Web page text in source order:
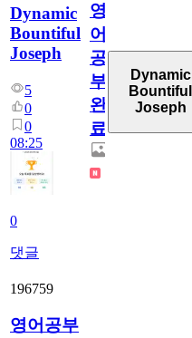
Dynamic
Bountiful
Joseph
5
0
0
08:25
0
댓글
영
어
공
부
완
료
Dynamic
Bountiful
Joseph
196759
영어공부